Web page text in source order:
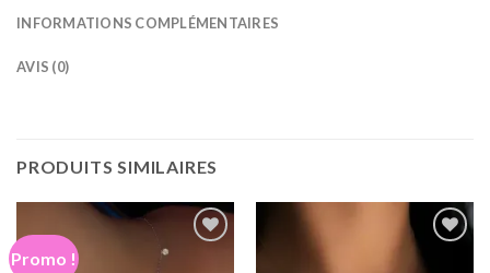
INFORMATIONS COMPLÉMENTAIRES
AVIS (0)
PRODUITS SIMILAIRES
Promo !